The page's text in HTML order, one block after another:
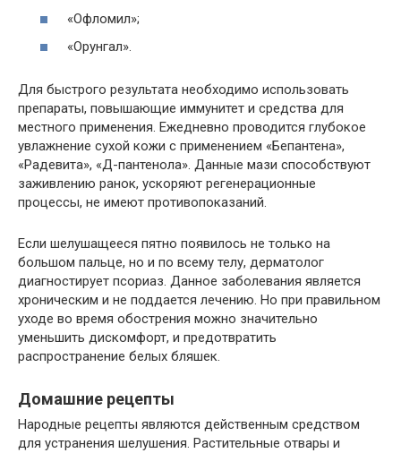
«Офломил»;
«Орунгал».
Для быстрого результата необходимо использовать
препараты, повышающие иммунитет и средства для
местного применения. Ежедневно проводится глубокое
увлажнение сухой кожи с применением «Бепантена»,
«Радевита», «Д-пантенола». Данные мази способствуют
заживлению ранок, ускоряют регенерационные
процессы, не имеют противопоказаний.
Если шелушащееся пятно появилось не только на
большом пальце, но и по всему телу, дерматолог
диагностирует псориаз. Данное заболевания является
хроническим и не поддается лечению. Но при правильном
уходе во время обострения можно значительно
уменьшить дискомфорт, и предотвратить
распространение белых бляшек.
Домашние рецепты
Народные рецепты являются действенным средством
для устранения шелушения. Растительные отвары и